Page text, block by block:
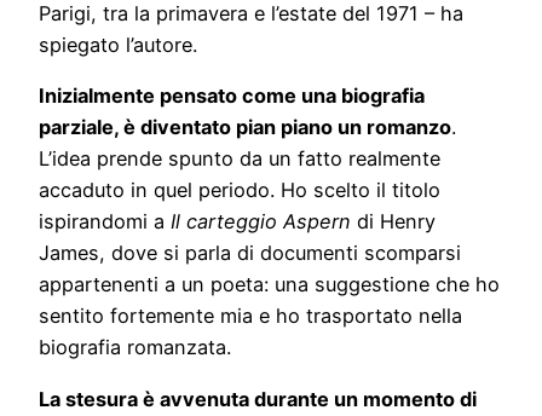
Parigi, tra la primavera e l’estate del 1971 – ha
spiegato l’autore.
Inizialmente pensato come una biografia
parziale, è diventato pian piano un romanzo.
L’idea prende spunto da un fatto realmente
accaduto in quel periodo. Ho scelto il titolo
ispirandomi a Il carteggio Aspern di Henry
James, dove si parla di documenti scomparsi
appartenenti a un poeta: una suggestione che ho
sentito fortemente mia e ho trasportato nella
biografia romanzata.
La stesura è avvenuta durante un momento di